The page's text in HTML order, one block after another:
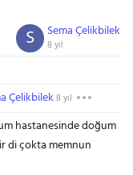
Sema Çelikbilek
8 yıl
S
Çelikbilek 8 yıl
hastanesinde doğum
di çokta memnun